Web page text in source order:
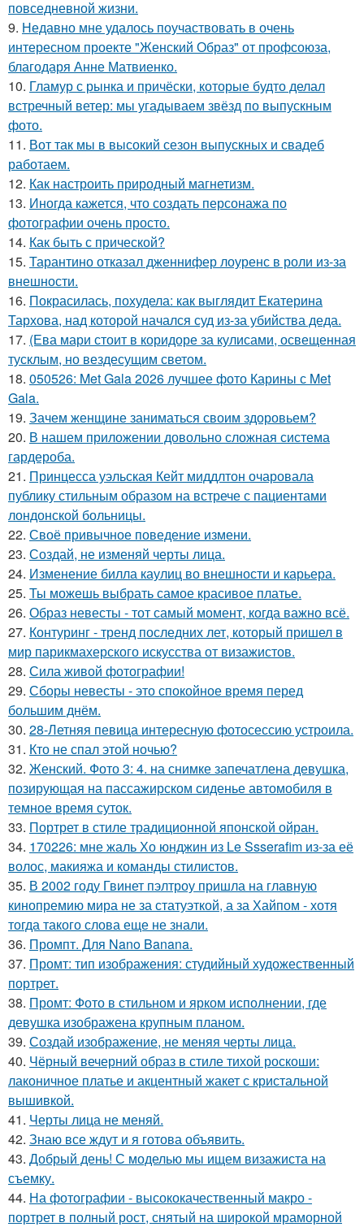
повседневной жизни.
9. Недавно мне удалось поучаствовать в очень
интересном проекте "Женский Образ" от профсоюза,
благодаря Анне Матвиенко.
10. Гламур с рынка и причёски, которые будто делал
встречный ветер: мы угадываем звёзд по выпускным
фото.
11. Вот так мы в высокий сезон выпускных и свадеб
работаем.
12. Как настроить природный магнетизм.
13. Иногда кажется, что создать персонажа по
фотографии очень просто.
14. Как быть с прической?
15. Тарантино отказал дженнифер лоуренс в роли из-за
внешности.
16. Покрасилась, похудела: как выглядит Екатерина
Тархова, над которой начался суд из-за убийства деда.
17. (Ева мари стоит в коридоре за кулисами, освещенная
тусклым, но вездесущим светом.
18. 050526: Met Gala 2026 лучшее фото Карины с Met
Gala.
19. Зачем женщине заниматься своим здоровьем?
20. В нашем приложении довольно сложная система
гардероба.
21. Принцесса уэльская Кейт миддлтон очаровала
публику стильным образом на встрече с пациентами
лондонской больницы.
22. Своё привычное поведение измени.
23. Создай, не изменяй черты лица.
24. Изменение билла каулиц во внешности и карьера.
25. Ты можешь выбрать самое красивое платье.
26. Образ невесты - тот самый момент, когда важно всё.
27. Контуринг - тренд последних лет, который пришел в
мир парикмахерского искусства от визажистов.
28. Сила живой фотографии!
29. Сборы невесты - это спокойное время перед
большим днём.
30. 28-Летняя певица интересную фотосессию устроила.
31. Кто не спал этой ночью?
32. Женский. Фото 3: 4. на снимке запечатлена девушка,
позирующая на пассажирском сиденье автомобиля в
темное время суток.
33. Портрет в стиле традиционной японской ойран.
34. 170226: мне жаль Хо юнджин из Le Ssserafim из-за её
волос, макияжа и команды стилистов.
35. В 2002 году Гвинет пэлтроу пришла на главную
кинопремию мира не за статуэткой, а за Хайпом - хотя
тогда такого слова еще не знали.
36. Промпт. Для Nano Banana.
37. Промт: тип изображения: студийный художественный
портрет.
38. Промт: Фото в стильном и ярком исполнении, где
девушка изображена крупным планом.
39. Создай изображение, не меняя черты лица.
40. Чёрный вечерний образ в стиле тихой роскоши:
лаконичное платье и акцентный жакет с кристальной
вышивкой.
41. Черты лица не меняй.
42. Знаю все ждут и я готова объявить.
43. Добрый день! С моделью мы ищем визажиста на
съемку.
44. На фотографии - высококачественный макро -
портрет в полный рост, снятый на широкой мраморной